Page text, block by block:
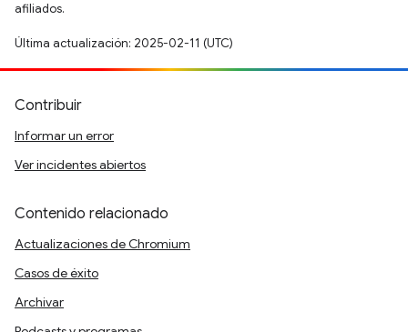
afiliados.
Última actualización: 2025-02-11 (UTC)
Contribuir
Informar un error
Ver incidentes abiertos
Contenido relacionado
Actualizaciones de Chromium
Casos de éxito
Archivar